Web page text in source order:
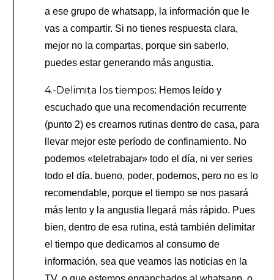
a ese grupo de whatsapp, la información que le
vas a compartir. Si no tienes respuesta clara,
mejor no la compartas, porque sin saberlo,
puedes estar generando más angustia.
4.-Delimita los tiempos: Hemos leído y
escuchado que una recomendación recurrente
(punto 2) es crearnos rutinas dentro de casa, para
llevar mejor este período de confinamiento. No
podemos «teletrabajar» todo el día, ni ver series
todo el día. bueno, poder, podemos, pero no es lo
recomendable, porque el tiempo se nos pasará
más lento y la angustia llegará más rápido. Pues
bien, dentro de esa rutina, está también delimitar
el tiempo que dedicamos al consumo de
información, sea que veamos las noticias en la